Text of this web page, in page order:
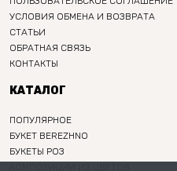
УСЛОВИЯ ОБМЕНА И ВОЗВРАТА
СТАТЬИ
ОБРАТНАЯ СВЯЗЬ
КОНТАКТЫ
КАТАЛОГ
ПОПУЛЯРНОЕ
БУКЕТ BEREZHNO
БУКЕТЫ РОЗ